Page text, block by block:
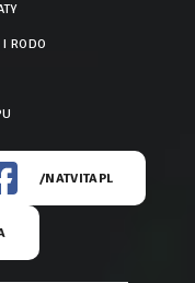
I RODO
/NATVITAPL